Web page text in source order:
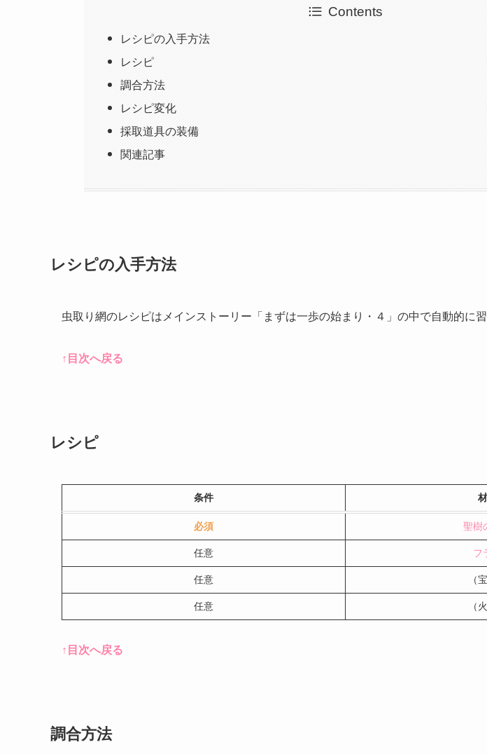
Contents
レシピの入手方法
レシピ
調合方法
レシピ変化
採取道具の装備
関連記事
レシピの入手方法
虫取り網のレシピはメインストーリー「まずは一歩の始まり・４」の中で自動的に習
↑目次へ戻る
レシピ
条件
必須 聖樹
任意 フ
任意 （
任意 （
↑目次へ戻る
調合方法